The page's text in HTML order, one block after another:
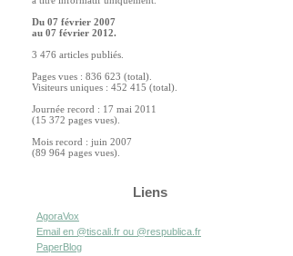
Du 07 février 2007
au 07 février 2012.
3 476 articles publiés.
Pages vues : 836 623 (total).
Visiteurs uniques : 452 415 (total).
Journée record : 17 mai 2011
(15 372 pages vues).
Mois record : juin 2007
(89 964 pages vues).
Liens
AgoraVox
Email en @tiscali.fr ou @respublica.fr
PaperBlog